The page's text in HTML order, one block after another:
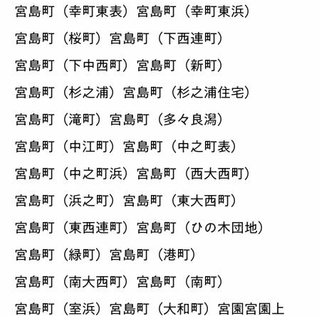
宮島町（幸町東表） 宮島町（幸町東浜）
宮島町（桜町） 宮島町（下西連町）
宮島町（下中西町） 宮島町（新町）
宮島町（杉之浦） 宮島町（杉之浦住宅）
宮島町（滝町） 宮島町（多々良潟）
宮島町（中江町） 宮島町（中之町表）
宮島町（中之町浜） 宮島町（西大西町）
宮島町（浜之町） 宮島町（東大西町）
宮島町（東西連町） 宮島町（ひの木団地）
宮島町（緑町） 宮島町（港町）
宮島町（南大西町） 宮島町（南町）
宮島町（室浜） 宮島町（大和町） 宮園 宮園上